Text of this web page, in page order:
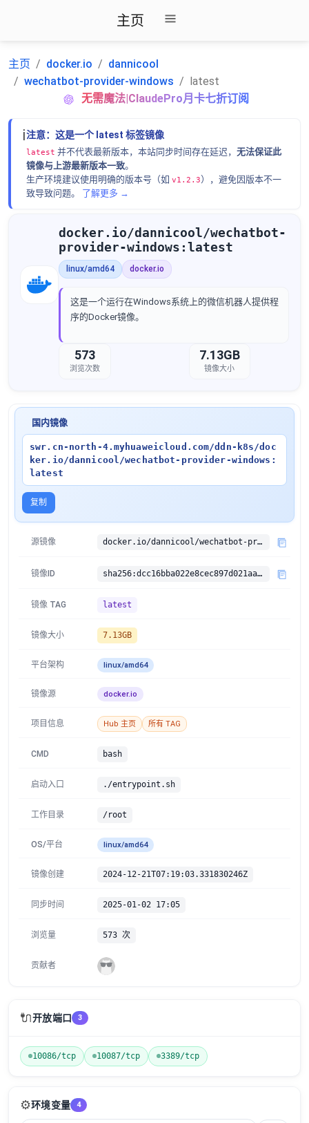
主页
主页 docker.io
dannicool
wechatbot-provider-windows
latest
无需魔法|ClaudePro月卡七折订阅
ℹ️注意：这是一个 latest 标签镜像
latest 并不代表最新版本，本站同步时间存在延迟， 无法保证此
镜像与上游最新版本一致。
生产环境建议使用明确的版本号（如 v1.2.3），避免因版本不一
致导致问题。 了解更多 →
docker.io/dannicool/wechatbot-
provider-windows:latest
linux/amd64 docker.io
这是一个运行在Windows系统上的微信机器人提供程
序的Docker镜像。
573
浏览次数
7.13GB
镜像大小
国内镜像
swr.cn-north-4.myhuaweicloud.com/ddn-k8s/doc
ker.io/dannicool/wechatbot-provider-windows:
latest
复制
源镜像 docker.io/dannicool/wechatbot-provider-windows:latest
镜像ID sha256:dcc16bba022e8cec897d021aa950b72846b05b2b3a6ed7f299b24624415af962
镜像 TAG latest
镜像大小 7.13GB
平台架构 linux/amd64
镜像源 docker.io
项目信息 Hub 主页 所有 TAG
CMD bash
启动入口 ./entrypoint.sh
工作目录 /root
OS/平台 linux/amd64
镜像创建 2024-12-21T07:19:03.331830246Z
同步时间 2025-01-02 17:05
浏览量 573 次
贡献者
🔌开放端口 3
10086/tcp 10087/tcp 3389/tcp
⚙️环境变量 4